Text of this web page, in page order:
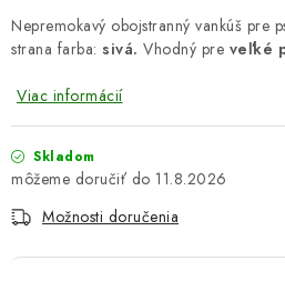
Nepremokavý obojstranný vankúš pre
strana farba: sivá. Vhodný pre veľké
Viac informácií
Skladom
11.8.2026
Možnosti doručenia